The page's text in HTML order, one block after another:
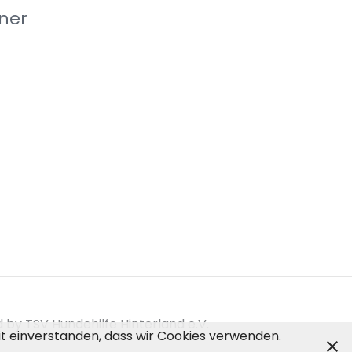
by TSV Hundehilfe Hinterland e.V.
dass wir Cookies verwenden.